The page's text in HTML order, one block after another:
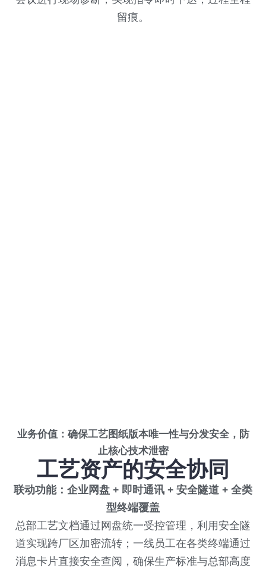
留痕。
业务价值：确保工艺图纸版本唯一性与分发安全，防
止核心技术泄密
工艺资产的安全协同
联动功能：企业网盘 + 即时通讯 + 安全隧道 + 全类
型终端覆盖
总部工艺文档通过网盘统一受控管理，利用安全隧
道实现跨厂区加密流转；一线员工在各类终端通过
消息卡片直接安全查阅，确保生产标准与总部高度